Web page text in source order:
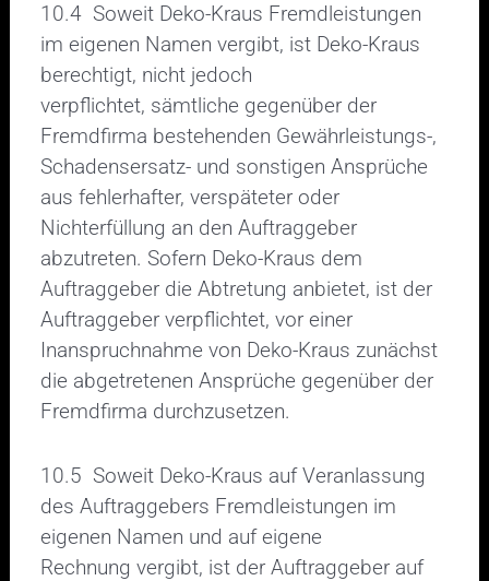
10.4 Soweit Deko-Kraus Fremdleistungen
im eigenen Namen vergibt, ist Deko-Kraus
berechtigt, nicht jedoch
verpflichtet, sämtliche gegenüber der
Fremdfirma bestehenden Gewährleistungs-,
Schadensersatz- und sonstigen Ansprüche
aus fehlerhafter, verspäteter oder
Nichterfüllung an den Auftraggeber
abzutreten. Sofern Deko-Kraus dem
Auftraggeber die Abtretung anbietet, ist der
Auftraggeber verpflichtet, vor einer
Inanspruchnahme von Deko-Kraus zunächst
die abgetretenen Ansprüche gegenüber der
Fremdfirma durchzusetzen.
10.5 Soweit Deko-Kraus auf Veranlassung
des Auftraggebers Fremdleistungen im
eigenen Namen und auf eigene
Rechnung vergibt, ist der Auftraggeber auf